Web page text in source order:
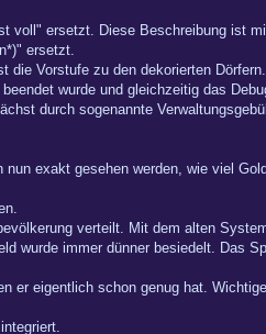
voll" ersetzt. Diese Beschreibung ist
ersetzt.
die Vorstufe zu den dekorierten Dörfern.
wurde und gleichzeitig das
durch sogenannte
exakt gesehen werden, wie viel
verteilt. Mit dem alten
wurde immer dünner besiedelt. Das
er eigentlich schon genug hat.